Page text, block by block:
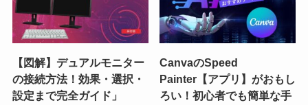
【図解】デュアルモニター
の接続方法！効果・選択・
設定まで完全ガイド」
CanvaのSpeed
Painter【アプリ】がおもし
ろい！初心者でも簡単な手